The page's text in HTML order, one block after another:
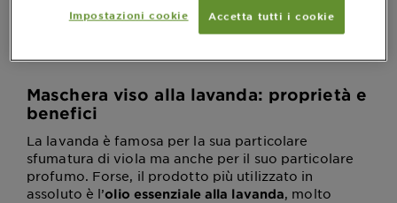
utilizzare.
Maschera viso alla lavanda: proprietà e
benefici
La lavanda è famosa per la sua particolare
sfumatura di viola ma anche per il suo particolare
profumo. Forse, il prodotto più utilizzato in
assoluto è l’olio essenziale alla lavanda, molto
Impostazioni cookie Accetta tutti i cookie